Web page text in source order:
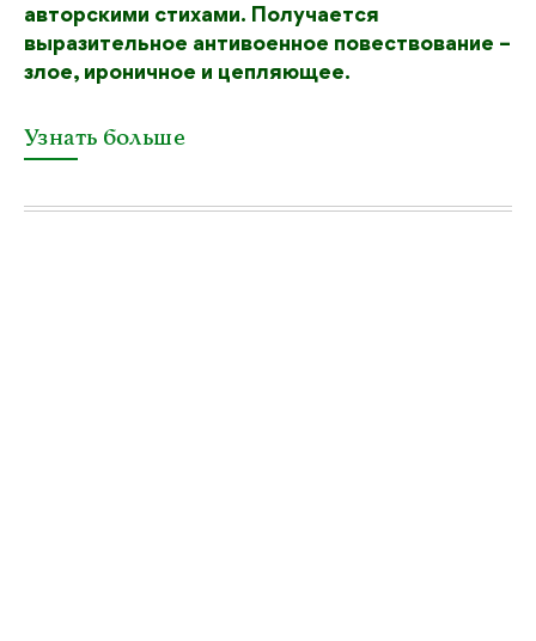
авторскими стихами. Получается
выразительное антивоенное повествование –
злое, ироничное и цепляющее.
Узнать больше